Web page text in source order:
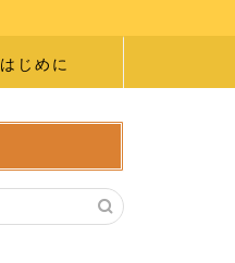
はじめに